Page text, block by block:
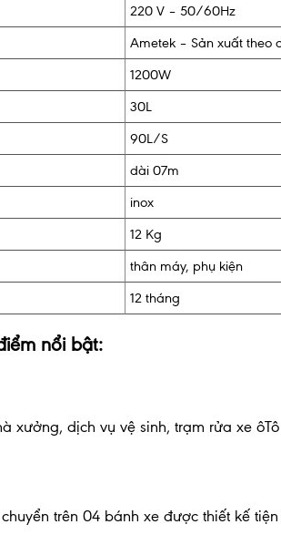
220 V – 50/60Hz
Ametek – Sản xuất theo
1200W
30L
90L/S
dài 07m
inox
12 Kg
thân máy, phụ kiện
12 tháng
nổi bật:
xưởng, dịch vụ vệ sinh, trạm rửa xe
trên 04 bánh xe được thiết kế